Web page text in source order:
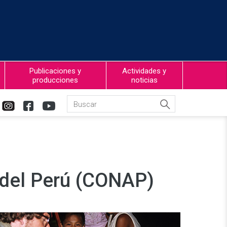
Publicaciones y
producciones
Actividades y
noticias
Perú (CONAP)